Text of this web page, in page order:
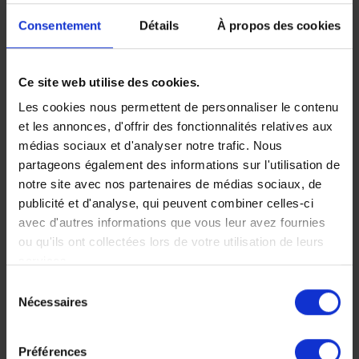
Consentement Détails À propos des cookies
Ce site web utilise des cookies.
Les cookies nous permettent de personnaliser le contenu
et les annonces, d'offrir des fonctionnalités relatives aux
médias sociaux et d'analyser notre trafic. Nous
partageons également des informations sur l'utilisation de
notre site avec nos partenaires de médias sociaux, de
publicité et d'analyse, qui peuvent combiner celles-ci
avec d'autres informations que vous leur avez fournies
ou qu'ils ont collectées lors de votre utilisation de leurs
Nécessaires
Préférences
raffiné situé à l’aéroport
international du Kansai.
Ryokan Gôra
Kadan (Relais &
Ancienne résidence
Ryokan Iwaso -
Miyajima
magnifique et paisible
auberge traditionnelle.